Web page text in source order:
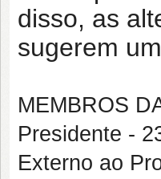
disso, as
sugerem
MEMBROS
Presidente -
Externo ao